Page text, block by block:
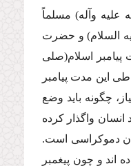
پیغمبر اسلام(صلى الله علیه وآله) مسلماً
السلام) و حضرت
نیازمند قوانین و احكام جدید بود، حال با گذشت 14 قرن از بعثت پیامبر اسلام(صلى
این مدت پیامبر
چگونه باید وضع
انسان واگذار كرده
دموكراسى است.
اند و چون پیغمبر